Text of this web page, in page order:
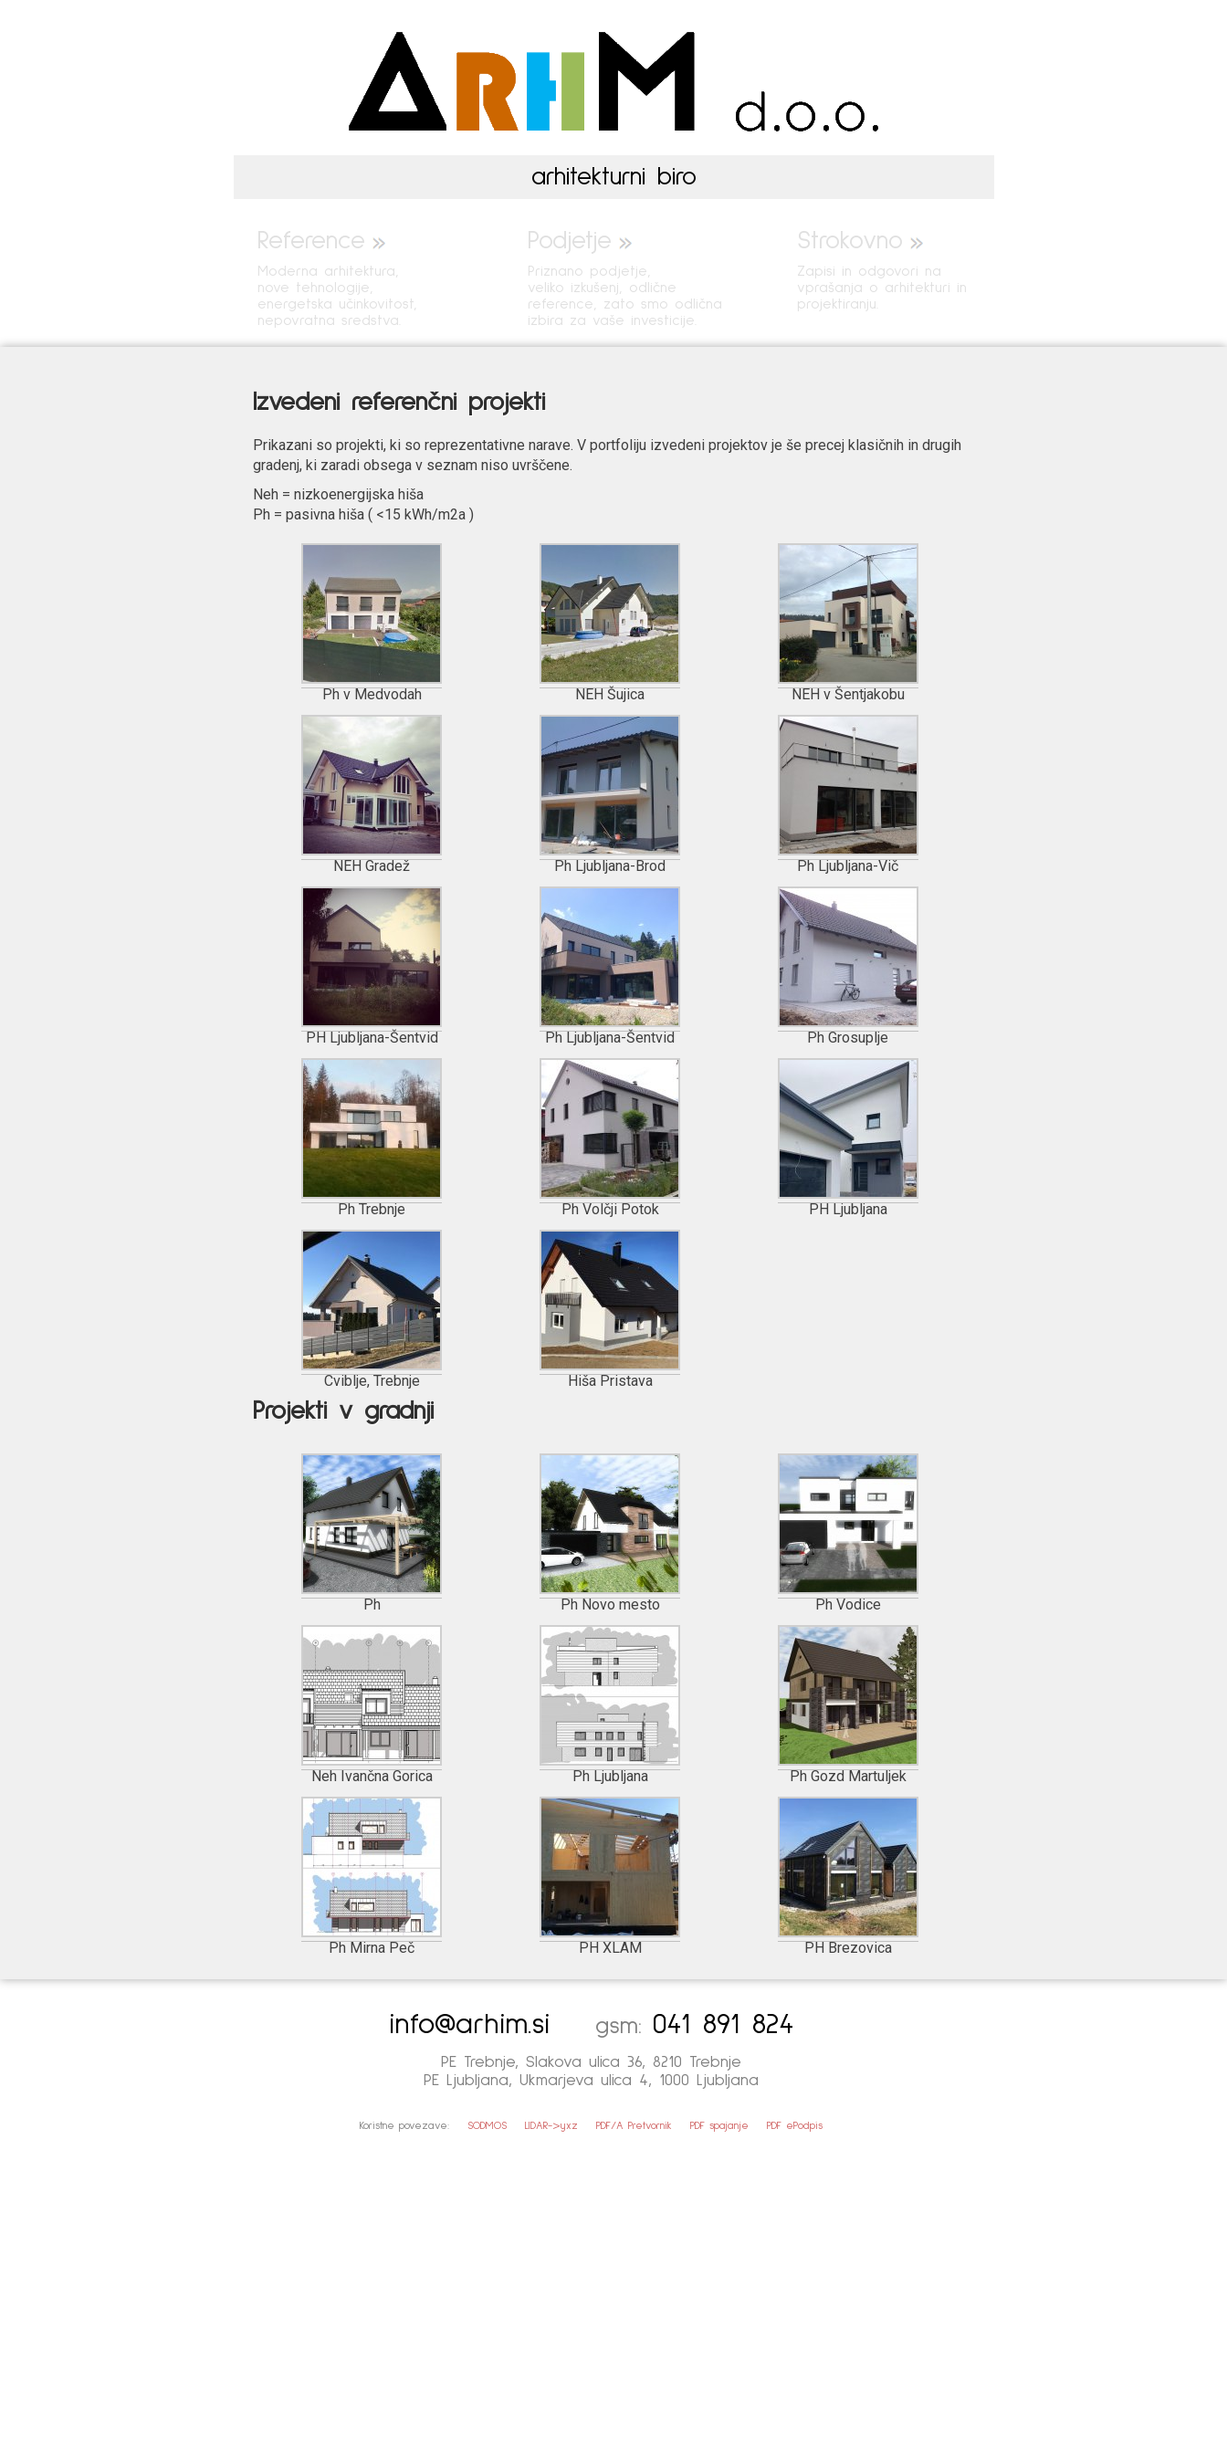
ARHIM d.o.o.
arhitekturni biro
Reference
Moderna arhitektura,
nove tehnologije,
energetska učinkovitost,
nepovratna sredstva.
Podjetje
Priznano podjetje,
veliko izkušenj, odlične
reference, zato smo odlična
izbira za vaše investicije.
Strokovno
Zapisi in odgovori na
vprašanja o arhitekturi in
projektiranju.
Izvedeni referenčni projekti
Prikazani so projekti, ki so reprezentativne narave. V portfoliju izvedeni projektov je še precej klasičnih in drugih
gradenj, ki zaradi obsega v seznam niso uvrščene.
Neh = nizkoenergijska hiša
Ph = pasivna hiša ( <15 kWh/m2a )
Ph v Medvodah NEH Šujica NEH v Šentjakobu
NEH Gradež Ph Ljubljana-Brod Ph Ljubljana-Vič
PH Ljubljana-Šentvid Ph Ljubljana-Šentvid Ph Grosuplje
Ph Trebnje Ph Volčji Potok PH Ljubljana
Cviblje, Trebnje Hiša Pristava
Projekti v gradnji
Ph Ph Novo mesto Ph Vodice
Neh Ivančna Gorica Ph Ljubljana Ph Gozd Martuljek
Ph Mirna Peč PH XLAM PH Brezovica
info@arhim.si gsm: 041 891 824
PE Trebnje, Slakova ulica 36, 8210 Trebnje
PE Ljubljana, Ukmarjeva ulica 4, 1000 Ljubljana
Koristne povezave: SODMOS LIDAR->yxz PDF/A Pretvornik PDF spajanje PDF ePodpis